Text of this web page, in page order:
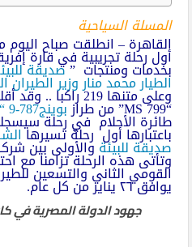
المسلة السياحية
القاهرة – انطلقت صباح
أول رحلة تجريبية في قارة
بخدمات ومنتجات ”صديقة
الطيار محمد منار وزير الطيران
وعلى متنها 219
“799 MS” من طراز بوينج787-9 “دريملاينر
طائرة الأحلام في رحلة
باعتبارها أول رحلة تسيرها
صديقة للبيئة والأولى بين
وتأتى هذه الرحلة تزامنا مع
القومي الثاني والتسعين
يوافق ٢٦ يناير من كل عام.
جهود الدولة المصرية في